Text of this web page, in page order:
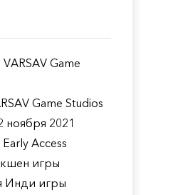
VARSAV Game
Game Studios
ноября 2021
Early Access
игры
Инди игры